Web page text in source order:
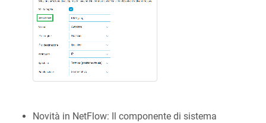
Novità in NetFlow: Il componente di sistema